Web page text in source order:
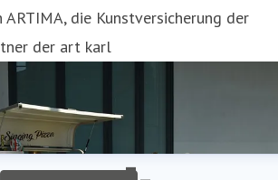
ARTIMA, die Kunstversicherung der
der art karl